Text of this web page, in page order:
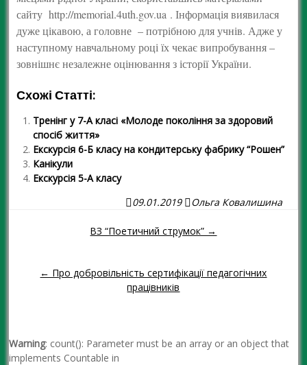
сайту http://memorial.4uth.gov.ua . Інформація виявилася
дуже цікавою, а головне – потрібною для учнів. Адже у
наступному навчальному році їх чекає випробування –
зовнішнє незалежне оцінювання з історії України.
Схожі Статті:
Тренінг у 7-А класі «Молоде покоління за здоровий
спосіб життя»
Екскурсія 6-Б класу на кондитерську фабрику “Рошен”
Канікули
Екскурсія 5-А класу
09.01.2019
Ольга Ковалишина
Навігація повідомленням
ВЗ “Поетичний струмок” →
← Про добровільність сертифікації педагогічних
працівників
Warning: count(): Parameter must be an array or an object that
implements Countable in